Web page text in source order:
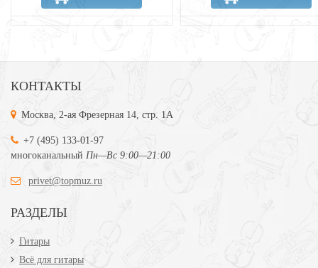
КОНТАКТЫ
Москва, 2-ая Фрезерная 14, стр. 1А
+7 (495) 133-01-97
многоканальный Пн—Вс 9:00—21:00
privet@topmuz.ru
РАЗДЕЛЫ
Гитары
Всё для гитары